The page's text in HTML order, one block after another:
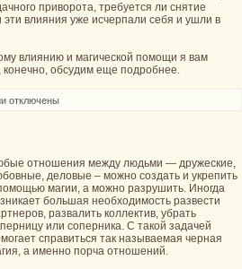
приворота, требуется ли снятие
влияния уже исчерпали себя и ушли в
влиянию и магической помощи я вам
обсудим еще подробнее.
к
делать?
отключены
отношения между людьми — дружеские,
деловые – можно создать и укрепить
магии, а можно разрушить. Иногда
большая необходимость развести
развалить коллектив, убрать
или соперника. С такой задачей
справиться так называемая черная
а именно порча отношений.